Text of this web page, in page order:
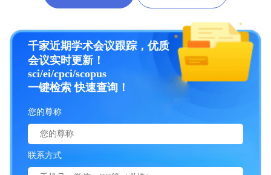
千家近期学术会议跟踪，优质
会议实时更新！
sci/ei/cpci/scopus
一键检索 快速查询！
您的尊称
联系方式